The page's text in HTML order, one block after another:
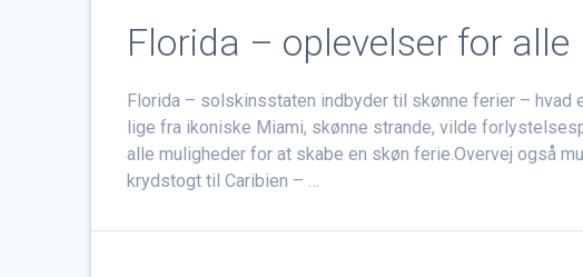
Florida – oplevelser for alle
Florida – solskinsstaten indbyder til skønne ferier – hvad
lige fra ikoniske Miami, skønne strande, vilde
alle muligheder for at skabe en skøn ferie.Overvej også
krydstogt til Caribien – …